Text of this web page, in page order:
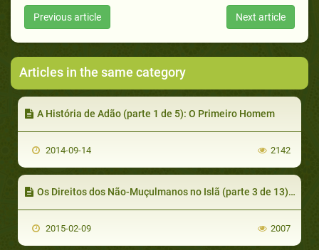
Previous article Next article
Articles in the same category
A História de Adão (parte 1 de 5): O Primeiro Homem
2014-09-14 2142
Os Direitos dos Não-Muçulmanos no Islã (parte 3 de 13): Direito à Preservação da Dignidade como Seres Humanos I
2015-02-09 2007